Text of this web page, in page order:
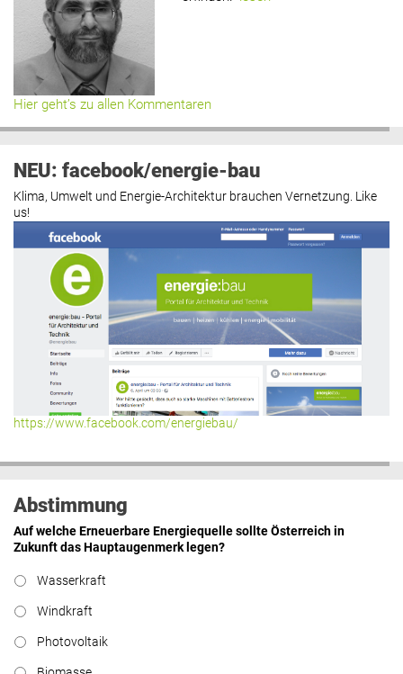
Hier geht’s zu allen Kommentaren
NEU: facebook/energie-bau
Klima, Umwelt und Energie-Architektur brauchen Vernetzung. Like
us!
https://www.facebook.com/energiebau/
Abstimmung
Auf welche Erneuerbare Energiequelle sollte Österreich in
Zukunft das Hauptaugenmerk legen?
Wasserkraft
Windkraft
Photovoltaik